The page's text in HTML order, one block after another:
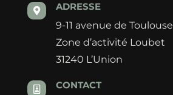

ADRESSE
9-11 avenue de Toulouse
Zone d’activité Loubet
31240 L’Union

CONTACT